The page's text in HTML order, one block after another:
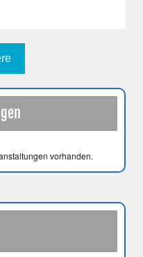
vorhanden.